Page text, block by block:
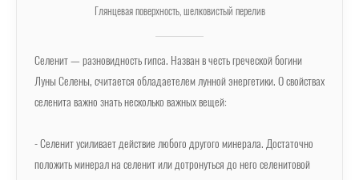
Глянцевая поверхность, шелковистый перелив
Селенит — разновидность гипса. Назван в честь греческой богини
Луны Селены, считается обладаетелем лунной энергетики. О свойствах
селенита важно знать несколько важных вещей:
- Селенит усиливает действие любого другого минерала. Достаточно
положить минерал на селенит или дотронуться до него селенитовой